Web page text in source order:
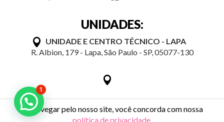
1
UNIDADES:
UNIDADE E CENTRO TÉCNICO - LAPA
R. Albion, 179 - Lapa, São Paulo - SP, 05077-130
Ao navegar pelo nosso site, você concorda com nossa
política de privacidade.